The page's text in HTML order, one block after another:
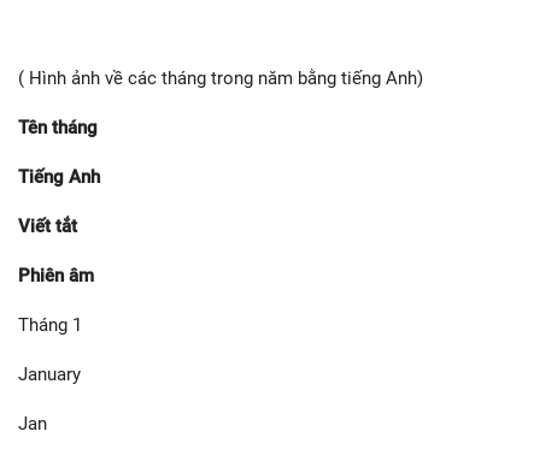
( Hình ảnh về các tháng trong năm bằng tiếng Anh)
Tên tháng
Tiếng Anh
Viết tắt
Phiên âm
Tháng 1
January
Jan